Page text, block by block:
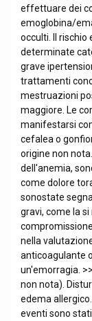
effettuare dei
emoglobina/
occulti. Il rischio
determinate
grave
trattamenti
mestruazioni
maggiore. Le
manifestarsi
cefalea o
origine non
dell'anemia,
come dolore
sonostate
gravi, come la
nella
anticoagulante
un'emorragia.
non nota).
edema
eventi sono